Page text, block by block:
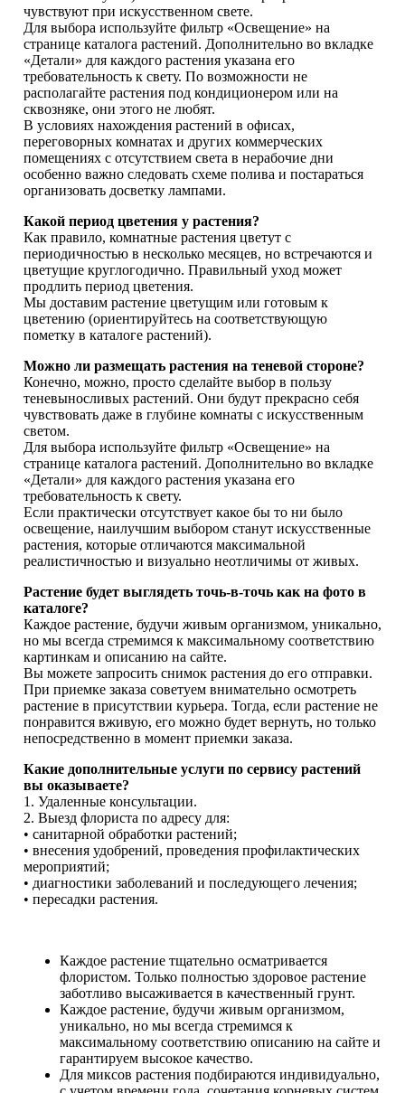
чувствуют при искусственном свете.
Для выбора используйте фильтр «Освещение» на
странице каталога растений. Дополнительно во вкладке
«Детали» для каждого растения указана его
требовательность к свету. По возможности не
располагайте растения под кондиционером или на
сквозняке, они этого не любят.
В условиях нахождения растений в офисах,
переговорных комнатах и других коммерческих
помещениях с отсутствием света в нерабочие дни
особенно важно следовать схеме полива и постараться
организовать досветку лампами.
Какой период цветения у растения?
Как правило, комнатные растения цветут с
периодичностью в несколько месяцев, но встречаются и
цветущие круглогодично. Правильный уход может
продлить период цветения.
Мы доставим растение цветущим или готовым к
цветению (ориентируйтесь на соответствующую
пометку в каталоге растений).
Можно ли размещать растения на теневой стороне?
Конечно, можно, просто сделайте выбор в пользу
теневыносливых растений. Они будут прекрасно себя
чувствовать даже в глубине комнаты с искусственным
светом.
Для выбора используйте фильтр «Освещение» на
странице каталога растений. Дополнительно во вкладке
«Детали» для каждого растения указана его
требовательность к свету.
Если практически отсутствует какое бы то ни было
освещение, наилучшим выбором станут искусственные
растения, которые отличаются максимальной
реалистичностью и визуально неотличимы от живых.
Растение будет выглядеть точь-в-точь как на фото в
каталоге?
Каждое растение, будучи живым организмом, уникально,
но мы всегда стремимся к максимальному соответствию
картинкам и описанию на сайте.
Вы можете запросить снимок растения до его отправки.
При приемке заказа советуем внимательно осмотреть
растение в присутствии курьера. Тогда, если растение не
понравится вживую, его можно будет вернуть, но только
непосредственно в момент приемки заказа.
Какие дополнительные услуги по сервису растений
вы оказываете?
1. Удаленные консультации.
2. Выезд флориста по адресу для:
• санитарной обработки растений;
• внесения удобрений, проведения профилактических
мероприятий;
• диагностики заболеваний и последующего лечения;
• пересадки растения.
Каждое растение тщательно осматривается
флористом. Только полностью здоровое растение
заботливо высаживается в качественный грунт.
Каждое растение, будучи живым организмом,
уникально, но мы всегда стремимся к
максимальному соответствию описанию на сайте и
гарантируем высокое качество.
Для миксов растения подбираются индивидуально,